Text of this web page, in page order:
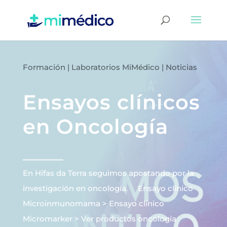
Formación | Laboratorios MiMédico | Noticias
Ensayos clínicos
en Oncología
En Hifas da Terra seguimos apostando por la
investigación en oncología. Ensayo clínico
Microinmunomama > Ensayo clínico
Micromarker > Ver productos oncología